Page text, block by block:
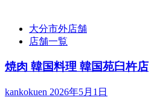
大分市外店舗
店舗一覧
焼肉 韓国料理 韓国苑臼杵店
kankokuen 2026年5月1日